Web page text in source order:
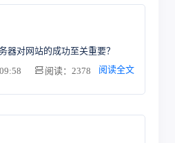
器对网站的成功至关重要？
阅读：2378 阅读全文